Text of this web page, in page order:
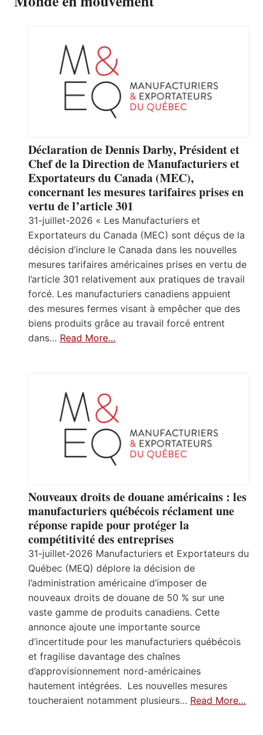
Déclaration de Dennis Darby, Président et
Chef de la Direction de Manufacturiers et
Exportateurs du Canada (MEC),
concernant les mesures tarifaires prises en
vertu de l’article 301
31-juillet-2026 « Les Manufacturiers et
Exportateurs du Canada (MEC) sont déçus de la
décision d’inclure le Canada dans les nouvelles
mesures tarifaires américaines prises en vertu de
l’article 301 relativement aux pratiques de travail
forcé. Les manufacturiers canadiens appuient
des mesures fermes visant à empêcher que des
biens produits grâce au travail forcé entrent
dans… Read More…
Nouveaux droits de douane américains : les
manufacturiers québécois réclament une
réponse rapide pour protéger la
compétitivité des entreprises
31-juillet-2026 Manufacturiers et Exportateurs du
Québec (MEQ) déplore la décision de
l’administration américaine d’imposer de
nouveaux droits de douane de 50 % sur une
vaste gamme de produits canadiens. Cette
annonce ajoute une importante source
d’incertitude pour les manufacturiers québécois
et fragilise davantage des chaînes
d’approvisionnement nord-américaines
hautement intégrées. Les nouvelles mesures
toucheraient notamment plusieurs… Read More…